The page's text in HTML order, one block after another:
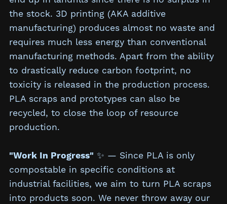
the stock. 3D printing (AKA additive
manufacturing) produces almost no waste and
requires much less energy than conventional
manufacturing methods. Apart from the ability
to drastically reduce carbon footprint, no
toxicity is released in the production process.
PLA scraps and prototypes can also be
recycled, to close the loop of resource
production.
"Work In Progress" ✨ — Since PLA is only
compostable in specific conditions at
industrial facilities, we aim to turn PLA scraps
into products soon. We never throw away our